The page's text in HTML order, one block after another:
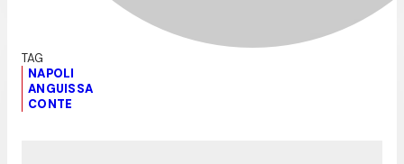
NAPOLI
ANGUISSA
CONTE